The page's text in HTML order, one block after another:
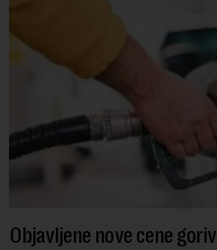
Objavljene nove cene